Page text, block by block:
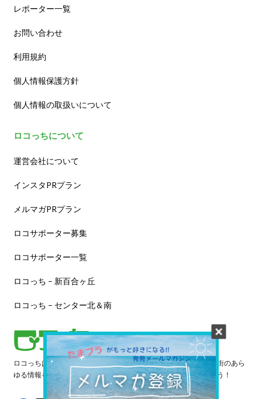
レポーター一覧
お問い合わせ
利用規約
個人情報保護方針
個人情報の取扱いについて
ロコっちについて
運営会社について
インスタPRプラン
メルマガPRプラン
ロコサポーター募集
ロコサポーター一覧
ロコっち – 新百合ヶ丘
ロコっち – センター北＆南
ロコっちは、あなたのジモト体験を豊かにする情報サイトです。街のあら
ゆる情報を収集し、日々更新しています。早速情報を探してみよう！